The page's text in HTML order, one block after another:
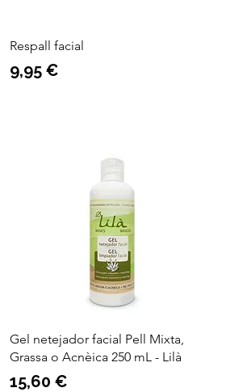
Respall facial
Preu
9,95 €
Gel netejador facial Pell Mixta,
Grassa o Acnèica 250 mL - Lilà
Preu
15,60 €